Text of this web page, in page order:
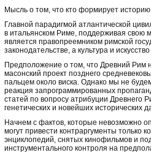
Мысль о том, что кто формирует
Главной парадигмой атлантической
в итальянском Риме, поддерживая
является правопреемником римской
законодательстве, а культура и
Предположение о том, что Древний Рим
масонский проект позднего
пальцем около виска. Однако мы не
реакция запрограммированных
статей по вопросу атрибуции Древнего
генетических и новейших исторических
Начнем с фактов, которые невозможно
могут привести контраргументы только
энциклопедий, снятых кинофильмов и
инструментального контроля на